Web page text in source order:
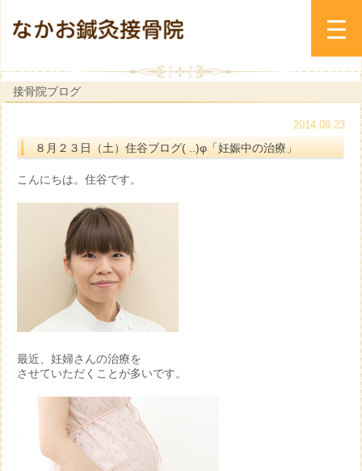
接骨院ブログ
2014.08.23
８月２３日（土）住谷ブログ( ..)φ「妊娠中の治療」
こんにちは。住谷です。
最近、妊婦さんの治療を
させていただくことが多いです。